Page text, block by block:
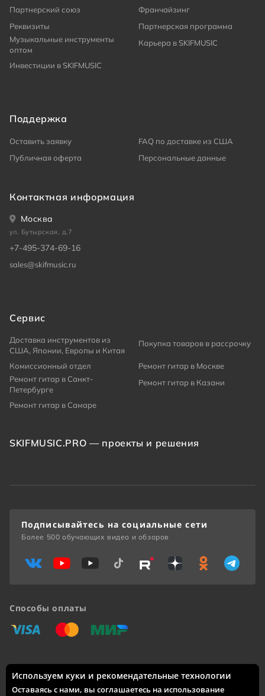
Партнерский союз
Франчайзинг
Реквизиты
Партнерская программа
Музыкальные инструменты
оптом
Карьера в SKIFMUSIC
Инвестиции в SKIFMUSIC
Поддержка
Оставить заявку
FAQ по доставке из США
Публичная оферта
Персональные данные
Контактная информация
Москва
ул. Бутырская, д.7
+7-495-374-69-16
sales@skifmusic.ru
Сервис
Доставка инструментов из
США, Японии, Европы и Китая
Покупка товаров в рассрочку
Комиссионный отдел
Ремонт гитар в Москве
Ремонт гитар в Санкт-
Петербурге
Ремонт гитар в Казани
Ремонт гитар в Самаре
SKIFMUSIC.PRO — проекты и решения
Доставка по России: Москва, Санкт-Петербург, Новосибирск,
Екатеринбург, Казань, Нижний Новгород, Челябинск,
Красноярск, Самара, Уфа, Ростов-на-Дону, Омск, Краснодар,
Способы оплаты
«Виза» «Мастеркард»
«Мир»
Подписывайтесь на социальные сети
Более 500 обучающих видео и обзоров
Используем куки и рекомендательные технологии
Оставаясь с нами, вы соглашаетесь на использование